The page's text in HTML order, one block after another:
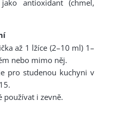
antioxidant (chmel,
až 1 lžíce (2–10 ml) 1–
nebo mimo něj.
pro studenou kuchyni v
používat i zevně.